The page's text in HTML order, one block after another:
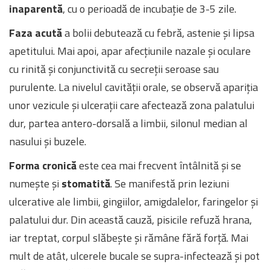
inaparentă, cu o perioadă de incubație de 3-5 zile.
Faza acutăa bolii debutează cu febră, astenie și lipsa
apetitului. Mai apoi, apar afecțiunile nazale și oculare
cu rinită și conjunctivită cu secreții seroase sau
purulente. La nivelul cavității orale, se observă apariția
unor vezicule și ulcerații care afectează zona palatului
dur, partea antero-dorsală a limbii, silonul median al
nasului și buzele.
Forma cronicăeste cea mai frecvent întâlnită și se
numește și stomatită. Se manifestă prin leziuni
ulcerative ale limbii, gingiilor, amigdalelor, faringelor și
palatului dur. Din această cauză, pisicile refuză hrana,
iar treptat, corpul slăbește și rămâne fără forță. Mai
mult de atât, ulcerele bucale se supra-infectează și pot